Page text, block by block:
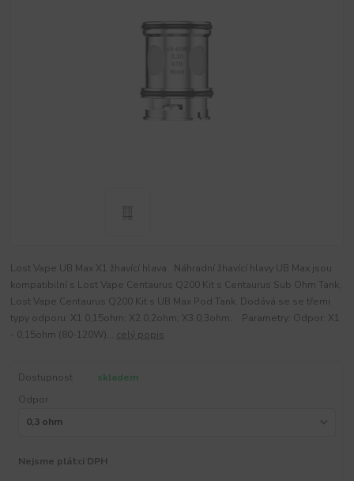
Lost Vape UB Max X1 žhavící hlava Náhradní žhavící hlavy UB Max jsou
kompatibilní s Lost Vape Centaurus Q200 Kit s Centaurus Sub Ohm Tank,
Lost Vape Centaurus Q200 Kit s UB Max Pod Tank. Dodává se se třemi
typy odporu: X1 0,15ohm; X2 0,2ohm; X3 0,3ohm. Parametry: Odpor: X1
- 0,15ohm (80-120W)... celý popis
Dostupnost
skladem
Odpor
Nejsme plátci DPH